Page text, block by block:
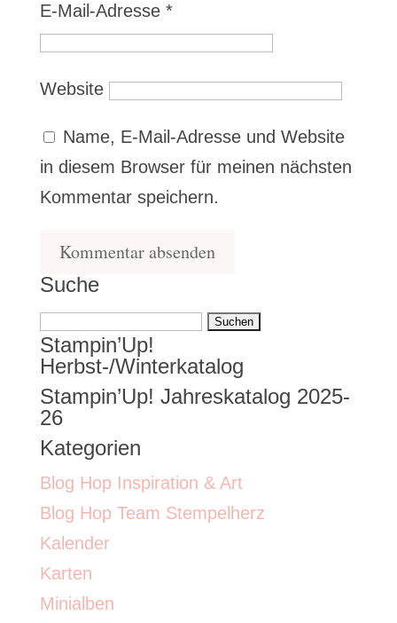
E-Mail-Adresse *
Website
Name, E-Mail-Adresse und Website
in diesem Browser für meinen nächsten
Kommentar speichern.
Suche
Suchen
nach:
Stampin’Up!
Herbst-/Winterkatalog
Stampin’Up! Jahreskatalog 2025-
26
Kategorien
Blog Hop Inspiration & Art
Blog Hop Team Stempelherz
Kalender
Karten
Minialben